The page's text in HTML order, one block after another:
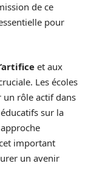
de ce
pour
et aux
Les écoles
un rôle actif dans
sur la
important
un avenir